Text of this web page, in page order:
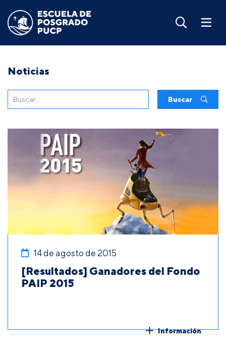
Noticias
Buscar
14 de agosto de 2015
[Resultados] Ganadores del Fondo
PAIP 2015
Información